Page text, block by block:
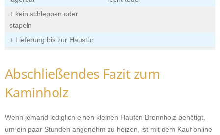
+ kein schleppen oder
stapeln
+ Lieferung bis zur Haustür
Abschließendes Fazit zum
Kaminholz
Wenn jemand lediglich einen kleinen Haufen Brennholz benötigt,
um ein paar Stunden angenehm zu heizen, ist mit dem Kauf online